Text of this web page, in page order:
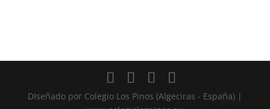
DIseñado por Colegio Los Pinos (Algeciras - España) |